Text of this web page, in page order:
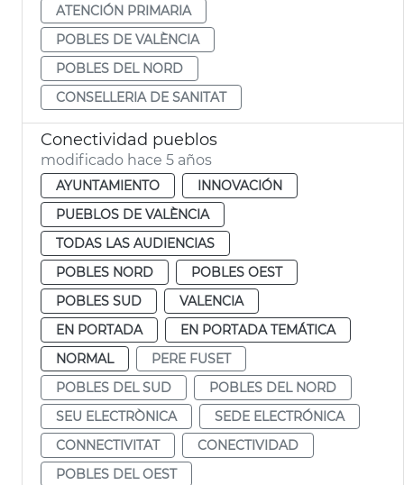
ATENCIÓN PRIMARIA
POBLES DE VALÈNCIA
POBLES DEL NORD
CONSELLERIA DE SANITAT
Conectividad pueblos
modificado hace 5 años
AYUNTAMIENTO
INNOVACIÓN
PUEBLOS DE VALÈNCIA
TODAS LAS AUDIENCIAS
POBLES NORD
POBLES OEST
POBLES SUD
VALENCIA
EN PORTADA
EN PORTADA TEMÁTICA
NORMAL
PERE FUSET
POBLES DEL SUD
POBLES DEL NORD
SEU ELECTRÒNICA
SEDE ELECTRÓNICA
CONNECTIVITAT
CONECTIVIDAD
POBLES DEL OEST